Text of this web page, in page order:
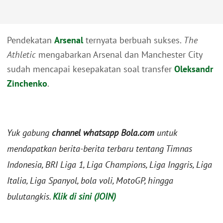
Pendekatan Arsenalternyata berbuah sukses. The
Athletic mengabarkan Arsenal dan Manchester City
sudah mencapai kesepakatan soal transfer Oleksandr
Zinchenko.
Yuk gabung channel whatsapp Bola.com untuk
mendapatkan berita-berita terbaru tentang Timnas
Indonesia, BRI Liga 1, Liga Champions, Liga Inggris, Liga
Italia, Liga Spanyol, bola voli, MotoGP, hingga
bulutangkis.Klik di sini (JOIN)